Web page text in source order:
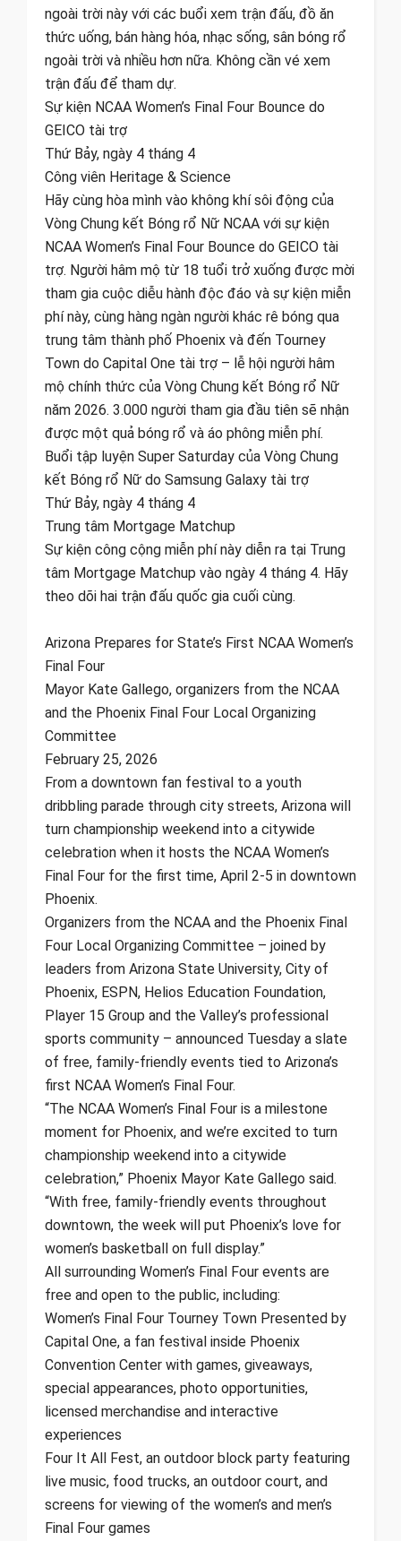
ngoài trời này với các buổi xem trận đấu, đồ ăn
thức uống, bán hàng hóa, nhạc sống, sân bóng rổ
ngoài trời và nhiều hơn nữa. Không cần vé xem
trận đấu để tham dự.
Sự kiện NCAA Women’s Final Four Bounce do
GEICO tài trợ
Thứ Bảy, ngày 4 tháng 4
Công viên Heritage & Science
Hãy cùng hòa mình vào không khí sôi động của
Vòng Chung kết Bóng rổ Nữ NCAA với sự kiện
NCAA Women’s Final Four Bounce do GEICO tài
trợ. Người hâm mộ từ 18 tuổi trở xuống được mời
tham gia cuộc diễu hành độc đáo và sự kiện miễn
phí này, cùng hàng ngàn người khác rê bóng qua
trung tâm thành phố Phoenix và đến Tourney
Town do Capital One tài trợ – lễ hội người hâm
mộ chính thức của Vòng Chung kết Bóng rổ Nữ
năm 2026. 3.000 người tham gia đầu tiên sẽ nhận
được một quả bóng rổ và áo phông miễn phí.
Buổi tập luyện Super Saturday của Vòng Chung
kết Bóng rổ Nữ do Samsung Galaxy tài trợ
Thứ Bảy, ngày 4 tháng 4
Trung tâm Mortgage Matchup
Sự kiện công cộng miễn phí này diễn ra tại Trung
tâm Mortgage Matchup vào ngày 4 tháng 4. Hãy
theo dõi hai trận đấu quốc gia cuối cùng.
Arizona Prepares for State’s First NCAA Women’s
Final Four
Mayor Kate Gallego, organizers from the NCAA
and the Phoenix Final Four Local Organizing
Committee
February 25, 2026
From a downtown fan festival to a youth
dribbling parade through city streets, Arizona will
turn championship weekend into a citywide
celebration when it hosts the NCAA Women’s
Final Four for the first time, April 2-5 in downtown
Phoenix.
Organizers from the NCAA and the Phoenix Final
Four Local Organizing Committee – joined by
leaders from Arizona State University, City of
Phoenix, ESPN, Helios Education Foundation,
Player 15 Group and the Valley’s professional
sports community – announced Tuesday a slate
of free, family-friendly events tied to Arizona’s
first NCAA Women’s Final Four.
“The NCAA Women’s Final Four is a milestone
moment for Phoenix, and we’re excited to turn
championship weekend into a citywide
celebration,” Phoenix Mayor Kate Gallego said.
“With free, family-friendly events throughout
downtown, the week will put Phoenix’s love for
women’s basketball on full display.”
All surrounding Women’s Final Four events are
free and open to the public, including:
Women’s Final Four Tourney Town Presented by
Capital One, a fan festival inside Phoenix
Convention Center with games, giveaways,
special appearances, photo opportunities,
licensed merchandise and interactive
experiences
Four It All Fest, an outdoor block party featuring
live music, food trucks, an outdoor court, and
screens for viewing of the women’s and men’s
Final Four games